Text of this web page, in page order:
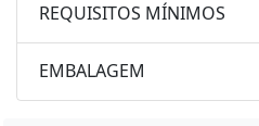
REQUISITOS MÍNIMOS
EMBALAGEM